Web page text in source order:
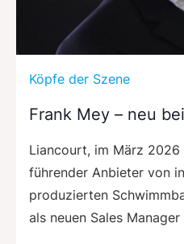
Köpfe der Szene
Frank Mey – neu
Liancourt, im März 2026
führender Anbieter von
produzierten
als neuen Sales